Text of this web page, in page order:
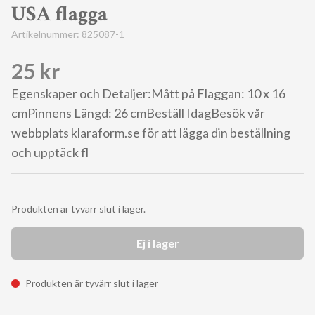
USA flagga
Artikelnummer: 825087-1
25 kr
Egenskaper och Detaljer:Mått på Flaggan: 10 x 16
cmPinnens Längd: 26 cmBeställ IdagBesök vår
webbplats klaraform.se för att lägga din beställning
och upptäck fl
Produkten är tyvärr slut i lager.
Ej i lager
Produkten är tyvärr slut i lager